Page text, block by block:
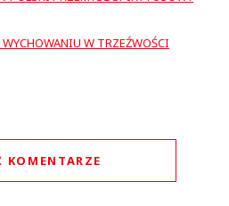
W TRZEŹWOŚCI
KOMENTARZE